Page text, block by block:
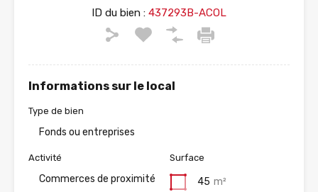
ID du bien : 437293B-ACOL
Informations sur le local
Type de bien
Fonds ou entreprises
Activité
Commerces de proximité
Surface
45 m²